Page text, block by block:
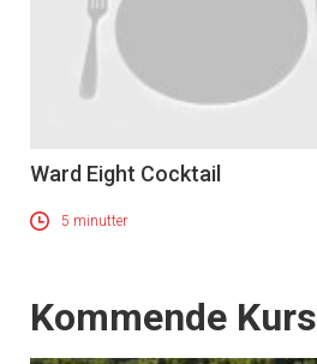
Ward Eight Cocktail
5 minutter
Events
Kommende Kurs